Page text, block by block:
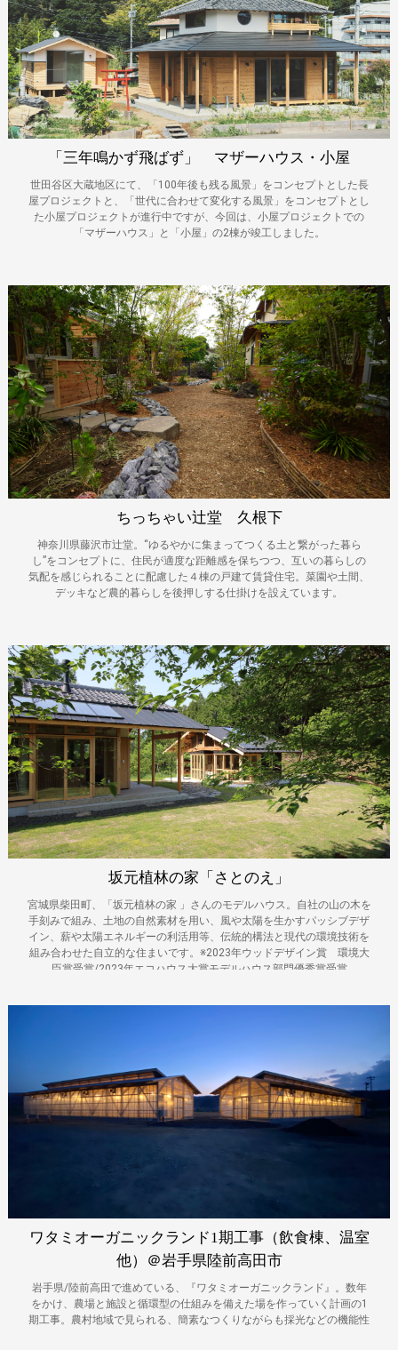
「三年鳴かず飛ばず」 マザーハウス・小屋
世田谷区大蔵地区にて、「100年後も残る風景」をコンセプトとした長
屋プロジェクトと、「世代に合わせて変化する風景」をコンセプトとし
た小屋プロジェクトが進行中ですが、今回は、小屋プロジェクトでの
「マザーハウス」と「小屋」の2棟が竣工しました。
ちっちゃい辻堂 久根下
神奈川県藤沢市辻堂。“ゆるやかに集まってつくる土と繋がった暮ら
し”をコンセプトに、住民が適度な距離感を保ちつつ、互いの暮らしの
気配を感じられることに配慮した４棟の戸建て賃貸住宅。菜園や土間、
デッキなど農的暮らしを後押しする仕掛けを設えています。
坂元植林の家「さとのえ」
宮城県柴田町、「坂元植林の家 」さんのモデルハウス。自社の山の木を
手刻みで組み、土地の自然素材を用い、風や太陽を生かすパッシブデザ
イン、薪や太陽エネルギーの利活用等、伝統的構法と現代の環境技術を
組み合わせた自立的な住まいです。※2023年ウッドデザイン賞 環境大
臣賞受賞/2023年エコハウス大賞モデルハウス部門優秀賞受賞
ワタミオーガニックランド1期工事（飲食棟、温室
他）＠岩手県陸前高田市
岩手県/陸前高田で進めている、『ワタミオーガニックランド』。数年
をかけ、農場と施設と循環型の仕組みを備えた場を作っていく計画の1
期工事。農村地域で見られる、簡素なつくりながらも採光などの機能性